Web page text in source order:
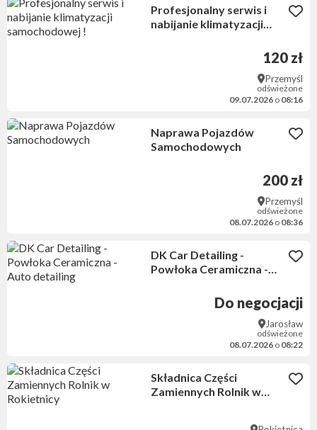
Profesjonalny serwis i
nabijanie klimatyzacji
120 zł
Przemyśl
odświeżone
09.07.2026 o 08:16
Naprawa Pojazdów
Samochodowych
200 zł
Przemyśl
odświeżone
08.07.2026 o 08:36
DK Car Detailing -
Powłoka Ceramiczna -
Do negocjacji
Jarosław
odświeżone
08.07.2026 o 08:22
Składnica Części
Zamiennych Rolnik w